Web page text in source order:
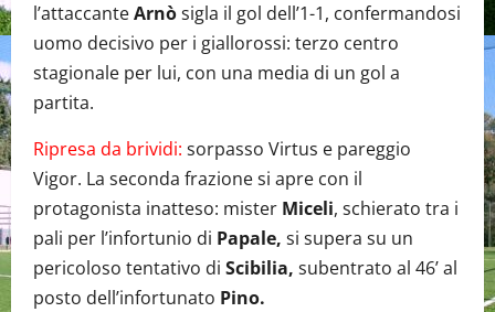
l’attaccanteArnòsigla il gol dell’1-1, confermandosi
uomo decisivo per i giallorossi: terzo centro
stagionale per lui, con una media di un gol a
partita.
Ripresa da brividi: sorpasso Virtus e pareggio
Vigor. La seconda frazione si apre con il
protagonista inatteso: mister Miceli, schierato tra i
pali per l’infortunio di Papale, si supera su un
pericoloso tentativo di Scibilia, subentrato al 46’ al
posto dell’infortunato Pino.